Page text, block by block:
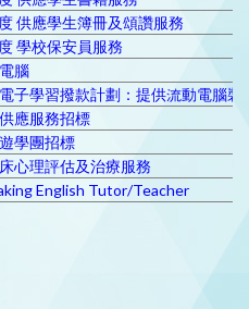
供應學生簿冊及頌讚服務
學校保安員服務
腦
子學習撥款計劃：提供流動電腦裝
應服務招標
學團招標
心理評估及治療服務
English Tutor/Teacher